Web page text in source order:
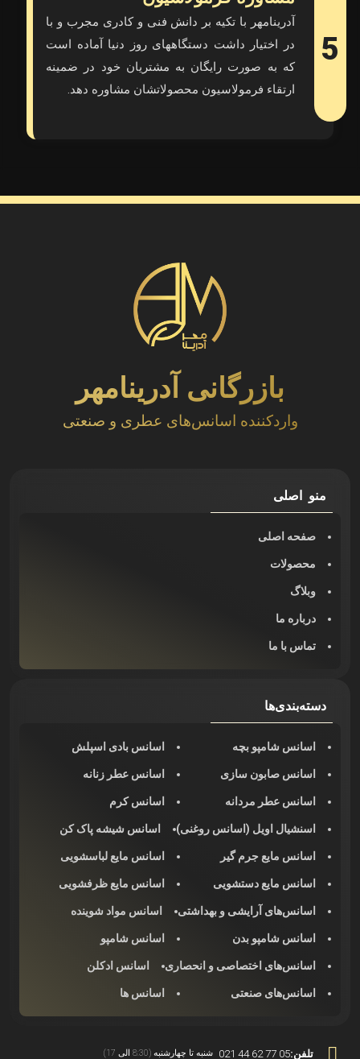
5
آدرینامهر با تکیه بر دانش فنی و کادری مجرب و با
در اختیار داشت دستگاههای روز دنیا آماده است
که به صورت رایگان به مشتریان خود در ضمینه
ارتقاء فرمولاسیون محصولاتشان مشاوره دهد.
بازرگانی آدرینامهر
واردکننده اسانس‌های عطری و صنعتی
منو اصلی
صفحه اصلی
محصولات
وبلاگ
درباره ما
تماس با ما
دسته‌بندی‌ها
اسانس شامپو بچه اسانس بادی اسپلش
اسانس صابون سازی اسانس عطر زنانه
اسانس عطر مردانه اسانس کرم
اسنشیال اویل (اسانس روغنی) اسانس شیشه پاک کن
اسانس مایع جرم گیر اسانس مایع لباسشویی
اسانس مایع دستشویی اسانس مایع ظرفشویی
اسانس‌های آرایشی و بهداشتی اسانس مواد شوینده
اسانس شامپو بدن اسانس شامپو
اسانس‌های اختصاصی و انحصاری اسانس‌ ادکلن
اسانس‌های صنعتی اسانس ها
تلفن:021 44 62 77 05 شنبه تا چهارشنبه (8:30 الی 17)